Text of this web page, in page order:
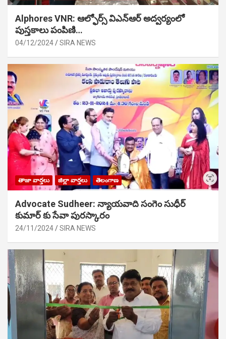
Alphores VNR: ఆల్ఫోర్స్ విఎన్ఆర్ అద్వర్యంలో
పుస్తకాలు పంపిణి…
04/12/2024 SIRA NEWS
తాజా వార్తలు జిల్లా వార్తలు తెలంగాణ
Advocate Sudheer: న్యాయవాది సంగెం సుధీర్
కుమార్ కు సేవా పురస్కారం
24/11/2024 SIRA NEWS